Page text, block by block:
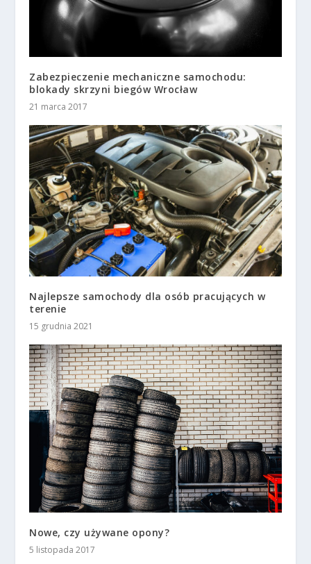
Zabezpieczenie mechaniczne samochodu:
blokady skrzyni biegów Wrocław
21 marca 2017
Najlepsze samochody dla osób pracujących w
terenie
15 grudnia 2021
Nowe, czy używane opony?
5 listopada 2017